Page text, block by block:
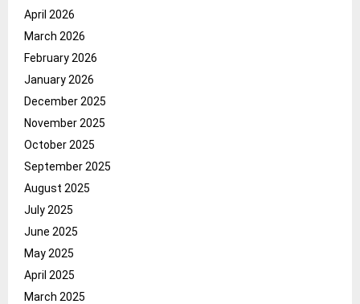
April 2026
March 2026
February 2026
January 2026
December 2025
November 2025
October 2025
September 2025
August 2025
July 2025
June 2025
May 2025
April 2025
March 2025